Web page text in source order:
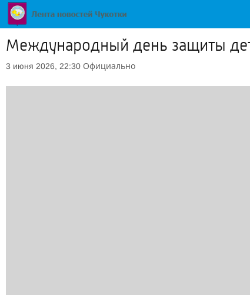
Международный день защиты
3 июня 2026, 22:30 Официально